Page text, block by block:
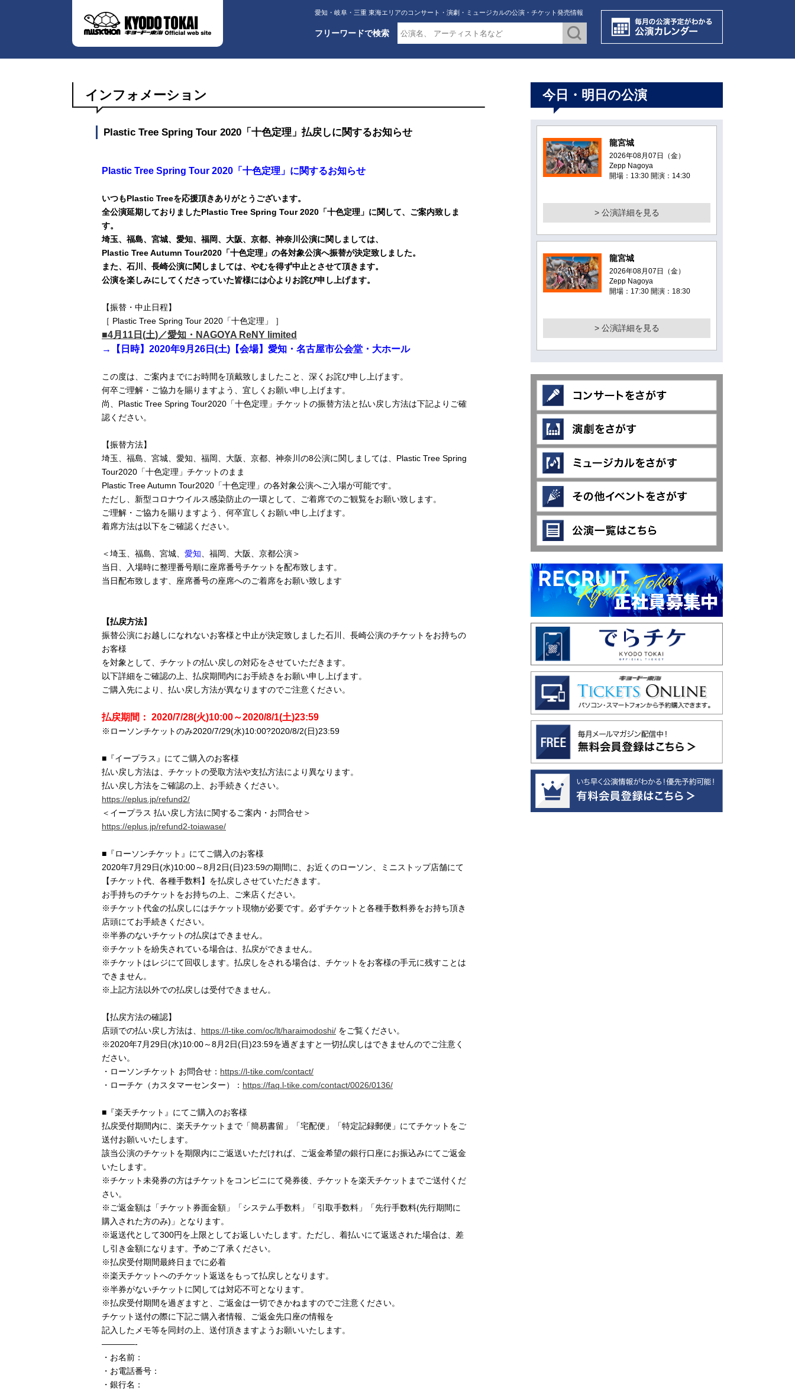
愛知・岐阜・三重 東海エリアのコンサート・演劇・ミュージカルの公演・チケット発売情報
フリーワードで検索
インフォメーション
Plastic Tree Spring Tour 2020「十色定理」払戻しに関するお知らせ
Plastic Tree Spring Tour 2020「十色定理」に関するお知らせ
いつもPlastic Treeを応援頂きありがとうございます。
全公演延期しておりましたPlastic Tree Spring Tour 2020「十色定理」に関して、ご案内致しま
す。
埼玉、福島、宮城、愛知、福岡、大阪、京都、神奈川公演に関しましては、
Plastic Tree Autumn Tour2020「十色定理」の各対象公演へ振替が決定致しました。
また、石川、長崎公演に関しましては、やむを得ず中止とさせて頂きます。
公演を楽しみにしてくださっていた皆様には心よりお詫び申し上げます。
【振替・中止日程】
［ Plastic Tree Spring Tour 2020「十色定理」 ］
■4月11日(土)／愛知・NAGOYA ReNY limited
→【日時】2020年9月26日(土)【会場】愛知・名古屋市公会堂・大ホール
この度は、ご案内までにお時間を頂戴致しましたこと、深くお詫び申し上げます。
何卒ご理解・ご協力を賜りますよう、宜しくお願い申し上げます。
尚、Plastic Tree Spring Tour2020「十色定理」チケットの振替方法と払い戻し方法は下記よりご確
認ください。
【振替方法】
埼玉、福島、宮城、愛知、福岡、大阪、京都、神奈川の8公演に関しましては、Plastic Tree Spring
Tour2020「十色定理」チケットのまま
Plastic Tree Autumn Tour2020「十色定理」の各対象公演へご入場が可能です。
ただし、新型コロナウイルス感染防止の一環として、ご着席でのご観覧をお願い致します。
ご理解・ご協力を賜りますよう、何卒宜しくお願い申し上げます。
着席方法は以下をご確認ください。
＜埼玉、福島、宮城、 愛知 、福岡、大阪、京都公演＞
当日、入場時に整理番号順に座席番号チケットを配布致します。
当日配布致します、座席番号の座席へのご着席をお願い致します
【払戻方法】
振替公演にお越しになれないお客様と中止が決定致しました石川、長崎公演のチケットをお持ちの
お客様
を対象として、チケットの払い戻しの対応をさせていただきます。
以下詳細をご確認の上、払戻期間内にお手続きをお願い申し上げます。
ご購入先により、払い戻し方法が異なりますのでご注意ください。
払戻期間： 2020/7/28(火)10:00～2020/8/1(土)23:59
※ローソンチケットのみ2020/7/29(水)10:00?2020/8/2(日)23:59
■『イープラス』にてご購入のお客様
払い戻し方法は、チケットの受取方法や支払方法により異なります。
払い戻し方法をご確認の上、お手続きください。
https://eplus.jp/refund2/
＜イープラス 払い戻し方法に関するご案内・お問合せ＞
https://eplus.jp/refund2-toiawase/
■『ローソンチケット』にてご購入のお客様
2020年7月29日(水)10:00～8月2日(日)23:59の期間に、お近くのローソン、ミニストップ店舗にて
【チケット代、各種手数料】を払戻しさせていただきます。
お手持ちのチケットをお持ちの上、ご来店ください。
※チケット代金の払戻しにはチケット現物が必要です。必ずチケットと各種手数料券をお持ち頂き
店頭にてお手続きください。
※半券のないチケットの払戻はできません。
※チケットを紛失されている場合は、払戻ができません。
※チケットはレジにて回収します。払戻しをされる場合は、チケットをお客様の手元に残すことは
できません。
※上記方法以外での払戻しは受付できません。
【払戻方法の確認】
店頭での払い戻し方法は、 https://l-tike.com/oc/lt/haraimodoshi/ をご覧ください。
※2020年7月29日(水)10:00～8月2日(日)23:59を過ぎますと一切払戻しはできませんのでご注意く
ださい。
・ローソンチケット お問合せ： https://l-tike.com/contact/
・ローチケ（カスタマーセンター）： https://faq.l-tike.com/contact/0026/0136/
■『楽天チケット』にてご購入のお客様
払戻受付期間内に、楽天チケットまで「簡易書留」「宅配便」「特定記録郵便」にてチケットをご
送付お願いいたします。
該当公演のチケットを期限内にご返送いただければ、ご返金希望の銀行口座にお振込みにてご返金
いたします。
※チケット未発券の方はチケットをコンビニにて発券後、チケットを楽天チケットまでご送付くだ
さい。
※ご返金額は「チケット券面金額」「システム手数料」「引取手数料」「先行手数料(先行期間に
購入された方のみ)」となります。
※返送代として300円を上限としてお返しいたします。ただし、着払いにて返送された場合は、差
し引き金額になります。予めご了承ください。
※払戻受付期間最終日までに必着
※楽天チケットへのチケット返送をもって払戻しとなります。
※半券がないチケットに関しては対応不可となります。
※払戻受付期間を過ぎますと、ご返金は一切できかねますのでご注意ください。
チケット送付の際に下記ご購入者情報、ご返金先口座の情報を
記入したメモ等を同封の上、送付頂きますようお願いいたします。
————-
・お名前：
・お電話番号：
・銀行名：
今日・明日の公演
龍宮城
2026年08月07日（金）
Zepp Nagoya
開場：13:30 開演：14:30
> 公演詳細を見る
龍宮城
2026年08月07日（金）
Zepp Nagoya
開場：17:30 開演：18:30
> 公演詳細を見る